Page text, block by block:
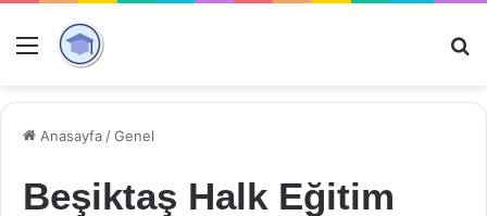
Menü
Anasayfa /Genel
Beşiktaş Halk Eğitim